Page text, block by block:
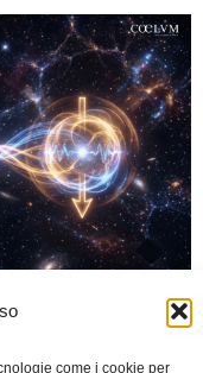
come i cookie per
0
che sembrano ignorare